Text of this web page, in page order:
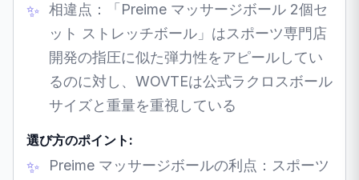
相違点：「Preime マッサージボール 2個セ
ット ストレッチボール」はスポーツ専門店
開発の指圧に似た弾力性をアピールしてい
るのに対し、WOVTEは公式ラクロスボール
サイズと重量を重視している
選び方のポイント:
Preime マッサージボールの利点：スポーツ